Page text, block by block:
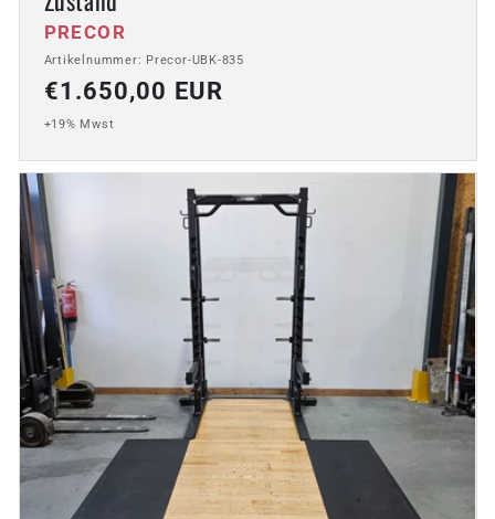
Anbieter:
PRECOR
Artikelnummer: Precor-UBK-835
Normaler
Preis
€1.650,00 EUR
+19% Mwst